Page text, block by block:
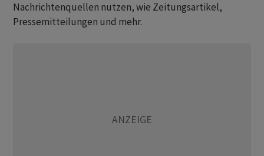
Nachrichtenquellen nutzen, wie Zeitungsartikel,
Pressemitteilungen und mehr.